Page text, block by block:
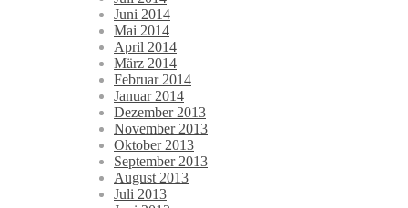
Juni 2014
Mai 2014
April 2014
März 2014
Februar 2014
Januar 2014
Dezember 2013
November 2013
Oktober 2013
September 2013
August 2013
Juli 2013